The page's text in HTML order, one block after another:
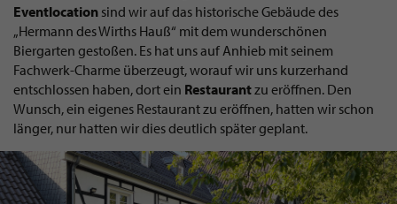
Eventlocation sind wir auf das historische Gebäude des
„Hermann des Wirths Hauß“ mit dem wunderschönen
Biergarten gestoßen. Es hat uns auf Anhieb mit seinem
Fachwerk-Charme überzeugt, worauf wir uns kurzerhand
entschlossen haben, dort ein Restaurantzu eröffnen. Den
Wunsch, ein eigenes Restaurant zu eröffnen, hatten wir schon
länger, nur hatten wir dies deutlich später geplant.